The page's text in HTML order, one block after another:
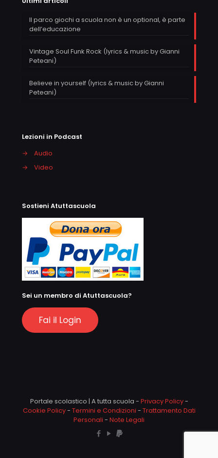
Il parco giochi a scuola non è un optional, è parte
dell’educazione
Vintage Soul Funk Rock (lyrics & music by Gianni
Peteani)
Believe in yourself (lyrics & music by Gianni
Peteani)
Lezioni in Podcast
→
Audio
→
Video
Sostieni Atuttascuola
Sei un membro di Atuttascuola?
Fai il Login
Portale scolastico | A tutta scuola - Privacy Policy-
Cookie Policy- Termini e Condizioni - Trattamento Dati
Personali - Note Legali